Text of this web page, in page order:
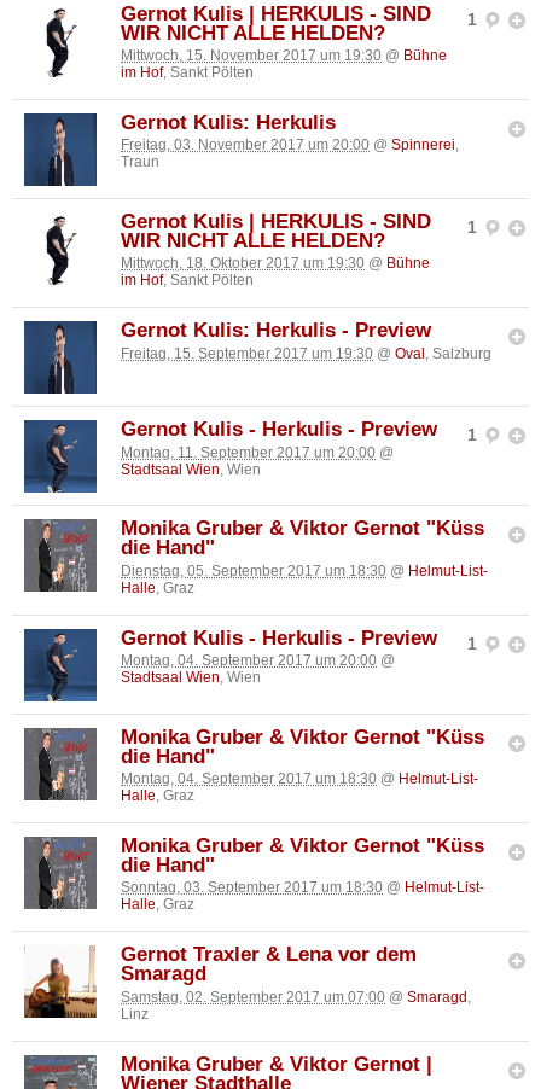
1
Gernot Kulis | HERKULIS - SIND
WIR NICHT ALLE HELDEN?
Mittwoch, 15. November 2017 um 19:30 @ Bühne
im Hof, Sankt Pölten
Gernot Kulis: Herkulis
Freitag, 03. November 2017 um 20:00 @ Spinnerei,
Traun
1
Gernot Kulis | HERKULIS - SIND
WIR NICHT ALLE HELDEN?
Mittwoch, 18. Oktober 2017 um 19:30 @ Bühne
im Hof, Sankt Pölten
Gernot Kulis: Herkulis - Preview
Freitag, 15. September 2017 um 19:30 @ Oval , Salzburg
1
Gernot Kulis - Herkulis - Preview
Montag, 11. September 2017 um 20:00 @
Stadtsaal Wien , Wien
Monika Gruber & Viktor Gernot "Küss
die Hand"
Dienstag, 05. September 2017 um 18:30 @ Helmut-List-
Halle , Graz
1
Gernot Kulis - Herkulis - Preview
Montag, 04. September 2017 um 20:00 @
Stadtsaal Wien, Wien
Monika Gruber & Viktor Gernot "Küss
die Hand"
Montag, 04. September 2017 um 18:30 @ Helmut-List-
Halle, Graz
Monika Gruber & Viktor Gernot "Küss
die Hand"
Sonntag, 03. September 2017 um 18:30 @ Helmut-List-
Halle, Graz
Gernot Traxler & Lena vor dem
Smaragd
Samstag, 02. September 2017 um 07:00 @ Smaragd
Linz
Monika Gruber & Viktor Gernot |
Wiener Stadthalle